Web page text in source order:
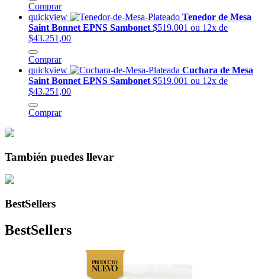
Comprar
quickview
Tenedor de Mesa
Saint Bonnet EPNS Sambonet $519.001 ou 12x de
$43.251,00
Comprar
quickview
Cuchara de Mesa
Saint Bonnet EPNS Sambonet $519.001 ou 12x de
$43.251,00
Comprar
También puedes llevar
BestSellers
BestSellers